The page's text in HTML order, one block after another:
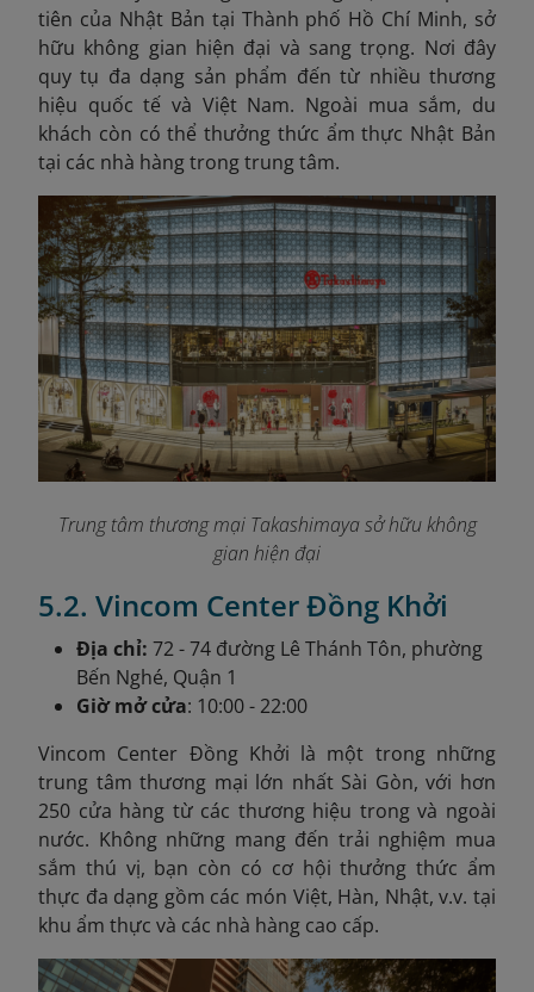
tiên của Nhật Bản tại Thành phố Hồ Chí Minh, sở
hữu không gian hiện đại và sang trọng. Nơi đây
quy tụ đa dạng sản phẩm đến từ nhiều thương
hiệu quốc tế và Việt Nam. Ngoài mua sắm, du
khách còn có thể thưởng thức ẩm thực Nhật Bản
tại các nhà hàng trong trung tâm.
Trung tâm thương mại Takashimaya sở hữu không
gian hiện đại
5.2. Vincom Center Đồng Khởi
Địa chỉ: 72 - 74 đường Lê Thánh Tôn, phường
Bến Nghé, Quận 1
Giờ mở cửa: 10:00 - 22:00
Vincom Center Đồng Khởi là một trong những
trung tâm thương mại lớn nhất Sài Gòn, với hơn
250 cửa hàng từ các thương hiệu trong và ngoài
nước. Không những mang đến trải nghiệm mua
sắm thú vị, bạn còn có cơ hội thưởng thức ẩm
thực đa dạng gồm các món Việt, Hàn, Nhật, v.v. tại
khu ẩm thực và các nhà hàng cao cấp.